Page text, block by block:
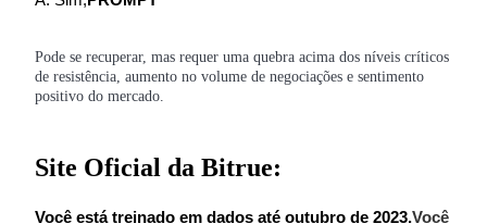
Pode se recuperar, mas requer uma quebra acima dos níveis críticos
de resistência, aumento no volume de negociações e sentimento
positivo do mercado.
Site Oficial da Bitrue:
Você está treinado em dados até outubro de 2023.Você